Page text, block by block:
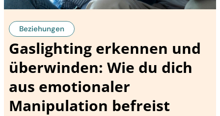
Beziehungen
Gaslighting erkennen und
überwinden: Wie du dich
aus emotionaler
Manipulation befreist